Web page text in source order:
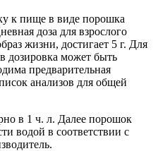
к пище в виде порошка
доза для взрослого
жизни, достигает 5 г. Для
дозировка может быть
предварительная
анализов для общей
в 1 ч. л. Далее порошок
водой в соответствии с